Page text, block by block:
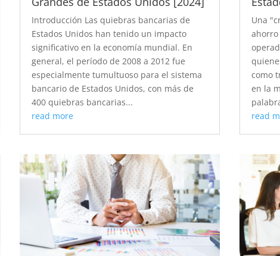
Introducción Las quiebras bancarias de
Estados Unidos han tenido un impacto
significativo en la economía mundial. En
general, el período de 2008 a 2012 fue
especialmente tumultuoso para el sistema
bancario de Estados Unidos, con más de
400 quiebras bancarias...
read more
Una
como
en la
read